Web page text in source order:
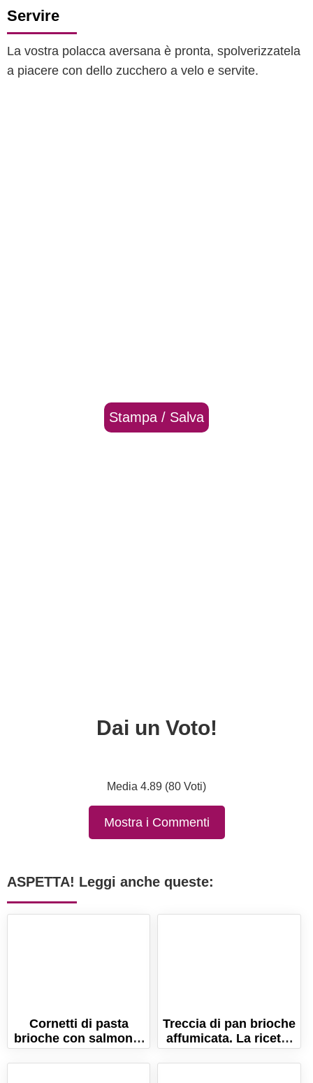
Servire
La vostra polacca aversana è pronta, spolverizzatela
a piacere con dello zucchero a velo e servite.
Stampa / Salva
Dai un Voto!
Media 4.89 (80 Voti)
Mostra i Commenti
ASPETTA! Leggi anche queste:
Cornetti di pasta
brioche con salmone:
perfetti per un buffet
in compagnia!
Treccia di pan brioche
affumicata. La ricetta
della treccia salata
morbidissima!